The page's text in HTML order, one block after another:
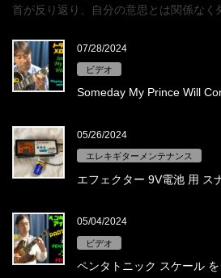
首が反り返り、自分の意思とは関係な
07/28/2024
ビデオ
Someday My Prince Will
05/26/2024
エレキギターメンテナンス
エフェクター 9V電池 用 ス
05/04/2024
ビデオ
ペンタトニック スケール